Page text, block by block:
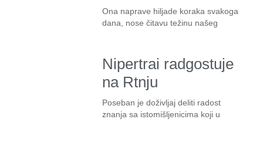
Ona naprave hiljade koraka svakoga
dana, nose čitavu težinu našeg
Nipertrai radgostuje
na Rtnju
Poseban je doživljaj deliti radost
znanja sa istomišljenicima koji u